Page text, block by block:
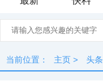
当前位置： 主页 > 头条